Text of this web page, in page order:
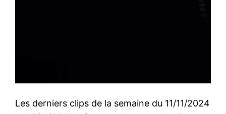
Les derniers clips de la semaine du 11/11/2024